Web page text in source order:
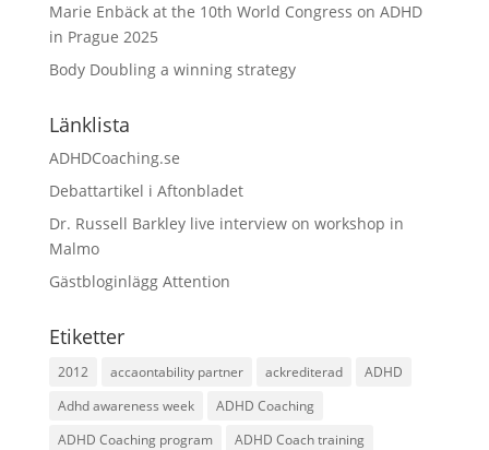
Marie Enbäck at the 10th World Congress on ADHD
in Prague 2025
Body Doubling a winning strategy
Länklista
ADHDCoaching.se
Debattartikel i Aftonbladet
Dr. Russell Barkley live interview on workshop in
Malmo
Gästbloginlägg Attention
Etiketter
2012 accaontability partner ackrediterad
ADHD
Adhd awareness week
ADHD Coaching
ADHD Coaching program
ADHD Coach training